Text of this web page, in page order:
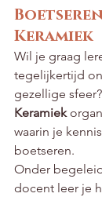
Keramiek
Wil je graag
tegelijkertijd
gezellige
Keramiek
waarin je
boetseren.
Onder
docent leer je